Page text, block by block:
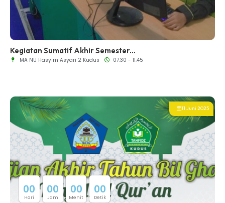
Kegiatan Sumatif Akhir Semester...
MA NU Hasyim Asyari 2 Kudus 07.30 - 11.45
11 Juni 2025
00
Hari
00
Jam
00
Menit
00
Detik